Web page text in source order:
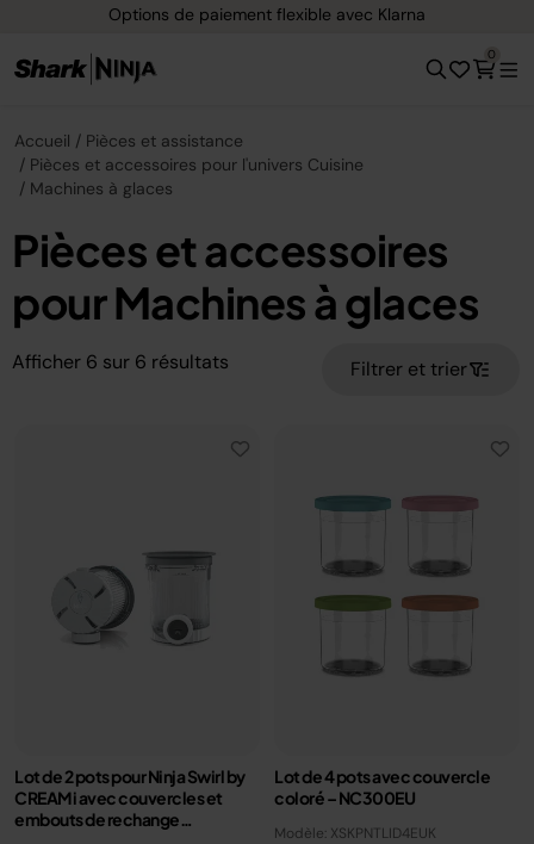
Options de paiement flexible avec Klarna
0
Accueil
Pièces et assistance
Pièces et accessoires pour l'univers Cuisine
Machines à glaces
Pièces et accessoires
pour Machines à glaces
Afficher 6 sur 6 résultats Filtrer et trier
Lot de 2 pots pour Ninja Swirl by
CREAMi avec couvercles et
embouts de rechange
Lot de 4 pots avec couvercle
coloré – NC300EU
Modèle: XSKPNTLID4EUK